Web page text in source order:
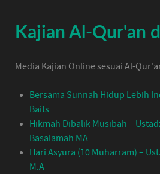
Kajian Al-Qur'an
Media Kajian Online sesuai Al-
Bersama Sunnah Hidup Lebih
Baits
Hikmah Dibalik Musibah –
Basalamah MA
Hari Asyura (10 Muharram) –
M.A